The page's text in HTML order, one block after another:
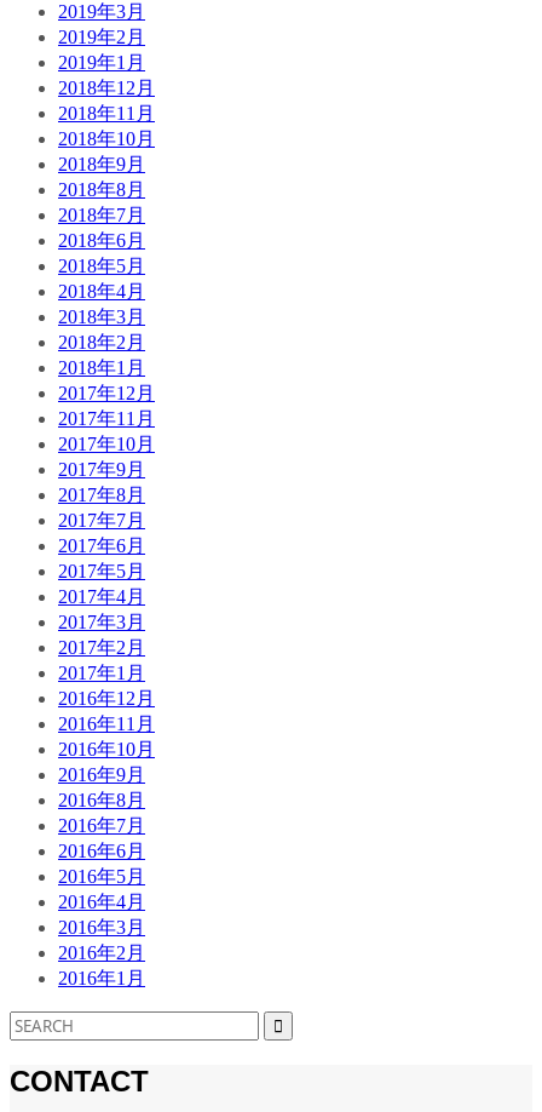
2019年3月
2019年2月
2019年1月
2018年12月
2018年11月
2018年10月
2018年9月
2018年8月
2018年7月
2018年6月
2018年5月
2018年4月
2018年3月
2018年2月
2018年1月
2017年12月
2017年11月
2017年10月
2017年9月
2017年8月
2017年7月
2017年6月
2017年5月
2017年4月
2017年3月
2017年2月
2017年1月
2016年12月
2016年11月
2016年10月
2016年9月
2016年8月
2016年7月
2016年6月
2016年5月
2016年4月
2016年3月
2016年2月
2016年1月
CONTACT